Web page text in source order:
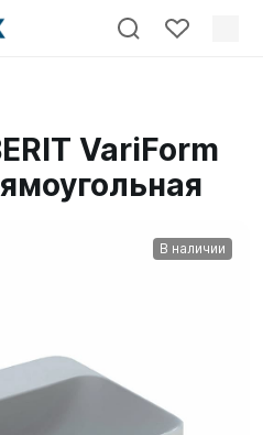
VariForm
В наличии